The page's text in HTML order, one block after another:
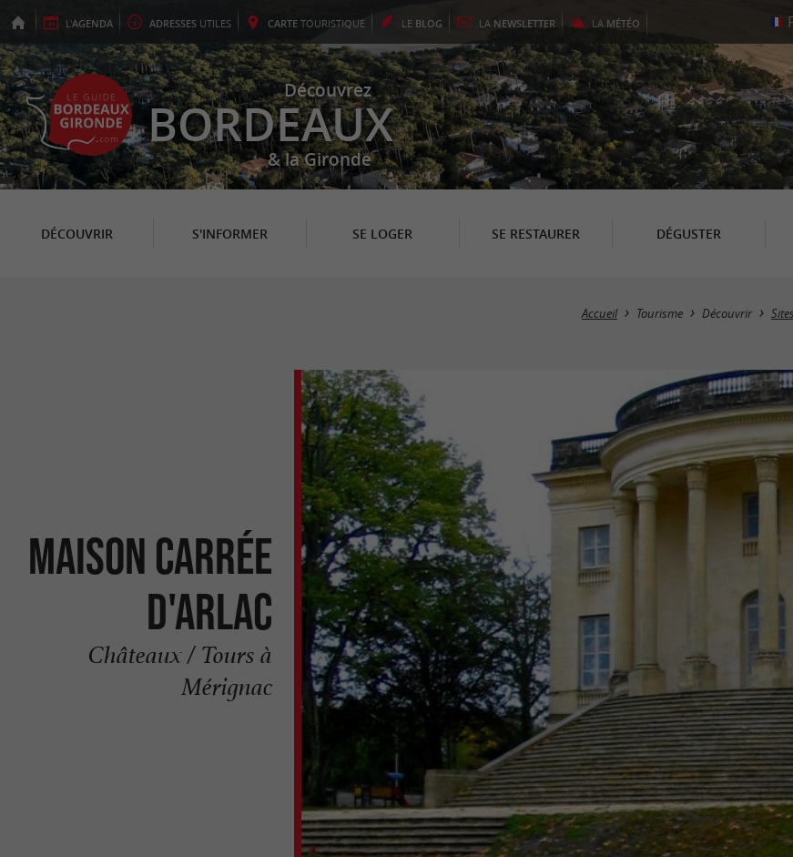
L'AGENDA ADRESSES UTILES CARTE TOURISTIQUE LE BLOG LA NEWSLETTER LA MÉTÉO
Découvrez
BORDEAUX
& la Gironde
DÉCOUVRIR S'INFORMER SE LOGER SE RESTAURER DÉGUSTER
Accueil Tourisme Découvrir
Maison Carrée
d'Arlac
Châteaux / Tours à
Mérignac